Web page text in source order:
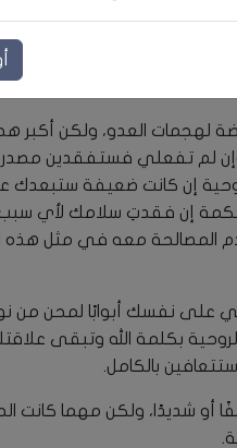
في المجالات الروحية
لهجمات العدو، ولكن
وإن لم تفعلي فستفقدين مصدر
إن كانت ضعيفة ستبعدك
إن فقدتِ سلامك لأي سبب
المصالحة معه في مثل
نفسك أبوابًا لمحن من
بكلمة الله وتبقى
بالكامل.
أو شديدًا، ولكن مهما كانت